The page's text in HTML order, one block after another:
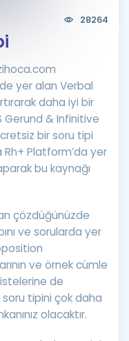
28264
yer alan Verbal
daha iyi bir
Gerund & Infinitive
bir soru tipi
Rh+ Platform’da yer
bu kaynağı
çözdüğünüzde
ve sorularda yer
ve örnek cümle
listelerine de
tipini çok daha
olacaktır.